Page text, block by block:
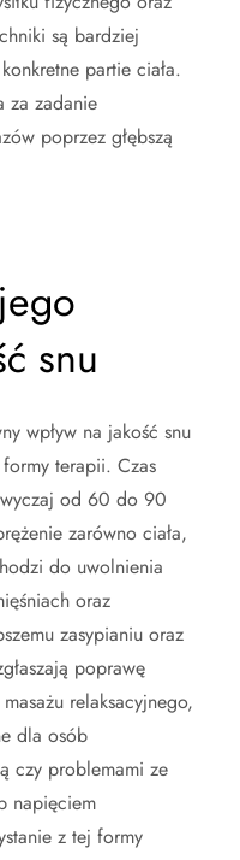
są bardziej
partie ciała.
za zadanie
poprzez głębszą
snu
wpływ na jakość snu
terapii. Czas
od 60 do 90
zarówno ciała,
do uwolnienia
oraz
zasypianiu oraz
poprawę
relaksacyjnego,
dla osób
czy problemami ze
napięciem
z tej formy